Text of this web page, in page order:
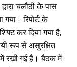
चलौंठी के पास
गया। रिपोर्ट के
कर दिया गया है,
रूप से असुरक्षित
में रखी गई है। बैठक में